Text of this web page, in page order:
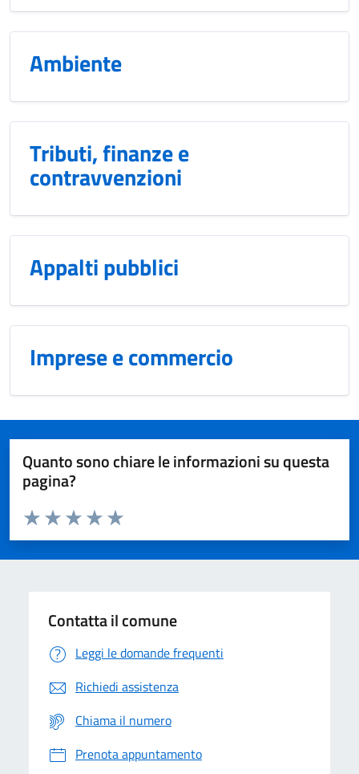
Ambiente
Tributi, finanze e
contravvenzioni
Appalti pubblici
Imprese e commercio
Quanto sono chiare le informazioni su questa
pagina?
Domanda
Valuta da 1 a 5 stelle la pagina
Valuta 5 stelle su 5
Valuta 4 stelle su 5
Valuta 3 stelle su 5
Valuta 2 stelle su 5
Valuta 1 stelle su 5
Contatta il comune
Leggi le domande frequenti
Richiedi assistenza
Chiama il numero
Prenota appuntamento